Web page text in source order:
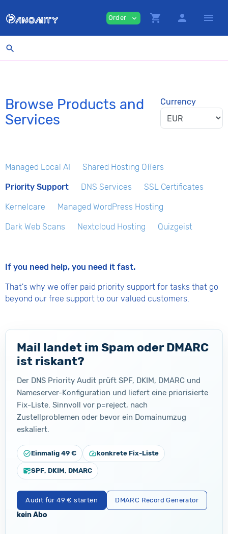
Order expand_more shopping_cart person menu
search
Browse Products and
Services
Currency
Managed Local AI Shared Hosting Offers
Priority Support DNS Services SSL Certificates
Kernelcare Managed WordPress Hosting
Dark Web Scans Nextcloud Hosting Quizgeist
If you need help, you need it fast.
That's why we offer paid priority support for tasks that go
beyond our free support to our valued customers.
Mail landet im Spam oder DMARC
ist riskant?
Der DNS Priority Audit prüft SPF, DKIM, DMARC und
Nameserver-Konfiguration und liefert eine priorisierte
Fix-Liste. Sinnvoll vor p=reject, nach
Zustellproblemen oder bevor ein Domainumzug
eskaliert.
task_altEinmalig 49 € speedkonkrete Fix-Liste
mark_email_readSPF, DKIM, DMARC
Audit für 49 € starten DMARC Record Generator
kein Abo